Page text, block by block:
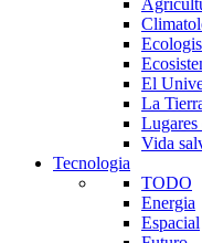
El
La
Lugares
Vida
Tecnologia
TODO
Energia
Espacial